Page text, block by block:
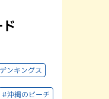
ンキングス
#沖縄のビーチ